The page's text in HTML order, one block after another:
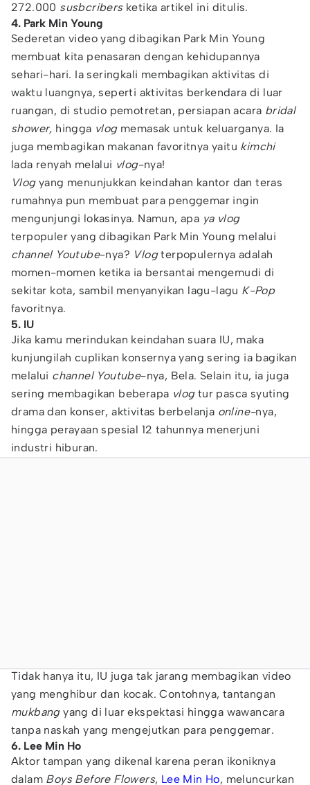
272.000 susbcribersketika artikel ini ditulis.
4. Park Min Young
Sederetan video yang dibagikan Park Min Young
membuat kita penasaran dengan kehidupannya
sehari-hari. Ia seringkali membagikan aktivitas di
waktu luangnya, seperti aktivitas berkendara di luar
ruangan, di studio pemotretan, persiapan acara bridal
shower, hingga vlogmemasak untuk keluarganya. Ia
juga membagikan makanan favoritnya yaitu kimchi
lada renyah melalui vlog-nya!
Vlogyang menunjukkan keindahan kantor dan teras
rumahnya pun membuat para penggemar ingin
mengunjungi lokasinya. Namun, apa ya vlog
terpopuler yang dibagikan Park Min Young melalui
channel Youtube-nya? Vlogterpopulernya adalah
momen-momen ketika ia bersantai mengemudi di
sekitar kota, sambil menyanyikan lagu-lagu K-Pop
favoritnya.
5. IU
Jika kamu merindukan keindahan suara IU, maka
kunjungilah cuplikan konsernya yang sering ia bagikan
melalui channel Youtube-nya, Bela. Selain itu, ia juga
sering membagikan beberapa vlogtur pasca syuting
drama dan konser, aktivitas berbelanja online-nya,
hingga perayaan spesial 12 tahunnya menerjuni
industri hiburan.
Tidak hanya itu, IU juga tak jarang membagikan video
yang menghibur dan kocak. Contohnya, tantangan
mukbangyang di luar ekspektasi hingga wawancara
tanpa naskah yang mengejutkan para penggemar.
6. Lee Min Ho
Aktor tampan yang dikenal karena peran ikoniknya
dalam Boys Before Flowers, Lee Min Ho, meluncurkan